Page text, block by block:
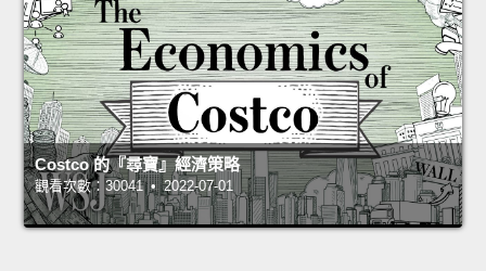
Costco 的『尋寶』經濟策略
觀看次數：30041 • 2022-07-01